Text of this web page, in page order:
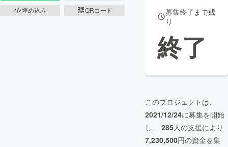
埋め込み
QRコード
募集終了まで残
り
終了
このプロジェクトは、
2021/12/24に募集を開始
し、 285人の支援により
7,230,500円の資金を集